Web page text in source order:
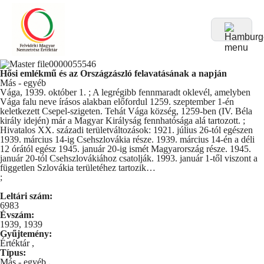
Hősi emlékmű és az Országzászló felavatásának a napján
Más - egyéb
Vága, 1939. október 1. ; A legrégibb fennmaradt oklevél, amelyben
Vága falu neve írásos alakban előfordul 1259. szeptember 1-én
keletkezett Csepel-szigeten. Tehát Vága község, 1259-ben (IV. Béla
király idején) már a Magyar Királyság fennhatósága alá tartozott. ;
Hivatalos XX. századi területváltozások: 1921. július 26-tól egészen
1939. március 14-ig Csehszlovákia része. 1939. március 14-én a déli
12 órától egész 1945. január 20-ig ismét Magyarország része. 1945.
január 20-tól Csehszlovákiához csatolják. 1993. január 1-től viszont a
független Szlovákia területéhez tartozik…
;
Leltári szám:
6983
Évszám:
1939, 1939
Gyűjtemény:
Értéktár ,
Típus: